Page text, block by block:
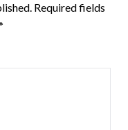
Required fields